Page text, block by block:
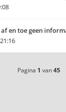
af en toe geen
Pagina 1 van45